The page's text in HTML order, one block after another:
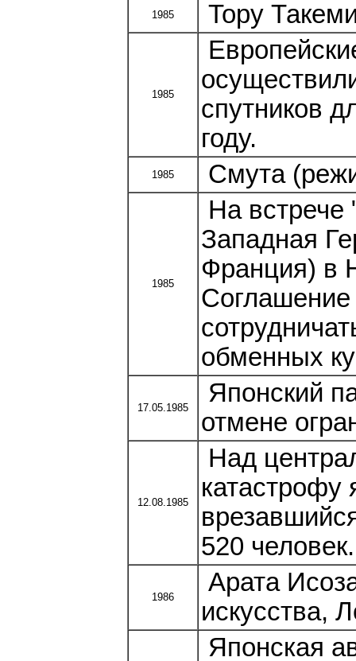
1985 Тору
1985
спутников
году.
1985 Смута
1985
На
Западная
Франция) в
Соглашение
обменных
17.05.1985
Японский
отмене
12.08.1985
Над
катастрофу
520 человек.
1986
Арата
искусства,
Японская